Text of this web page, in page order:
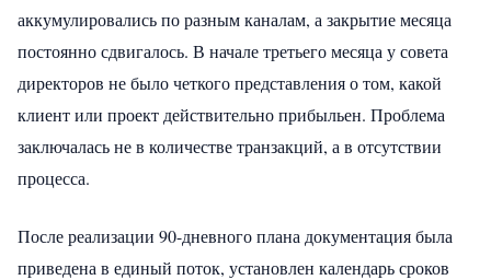
аккумулировались по разным каналам, а закрытие месяца
постоянно сдвигалось. В начале третьего месяца у совета
директоров не было четкого представления о том, какой
клиент или проект действительно прибыльен. Проблема
заключалась не в количестве транзакций, а в отсутствии
процесса.
После реализации 90-дневного плана документация была
приведена в единый поток, установлен календарь сроков